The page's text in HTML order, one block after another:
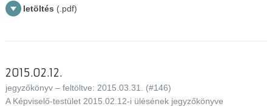
letöltés (.pdf)
2015.02.12.
jegyzőkönyv – feltöltve: 2015.03.31. (#146)
A Képviselő-testület 2015.02.12-i ülésének jegyzőkönyve